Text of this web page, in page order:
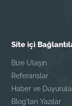
Site içi
Bize Ulaşın
Referanslar
Haber ve
Blog'tan Yazılar